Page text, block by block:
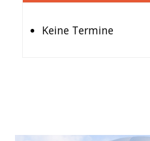
Keine Termine